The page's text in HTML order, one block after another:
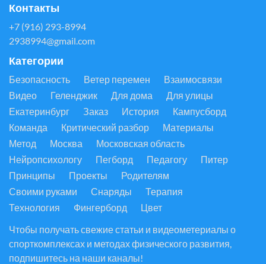
Контакты
+7 (916) 293-8994
2938994@gmail.com
Категории
Безопасность Ветер перемен
Взаимосвязи
Видео
Геленджик Для дома
Для улицы
Екатеринбург
Заказ История
Кампусборд
Команда
Критический разбор
Материалы
Метод
Москва
Московская область
Нейропсихологу
Пегборд Педагогу
Питер
Принципы
Проекты
Родителям
Своими руками
Снаряды
Терапия
Технология
Фингерборд
Цвет
Чтобы получать свежие статьи и видеометериалы о
спорткомплексах и методах физического развития,
подпишитесь на наши каналы!